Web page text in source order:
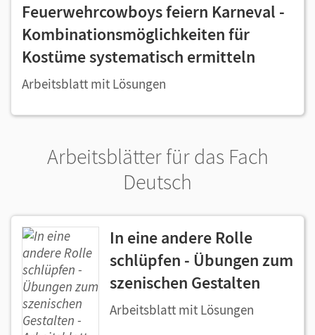
Feuerwehrcowboys feiern Karneval -
Kombinationsmöglichkeiten für
Kostüme systematisch ermitteln
Arbeitsblatt mit Lösungen
Arbeitsblätter für das Fach
Deutsch
In eine andere Rolle
schlüpfen - Übungen zum
szenischen Gestalten
Arbeitsblatt mit Lösungen